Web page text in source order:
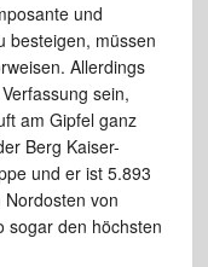
und
besteigen, müssen
Allerdings
sein,
am Gipfel ganz
Berg Kaiser-
und er ist 5.893
Nordosten von
sogar den höchsten